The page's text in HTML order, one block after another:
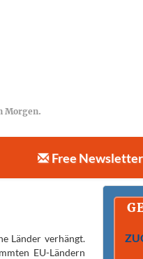
Morgen.
Free Newsletter
Länder verhängt.
EU-Ländern